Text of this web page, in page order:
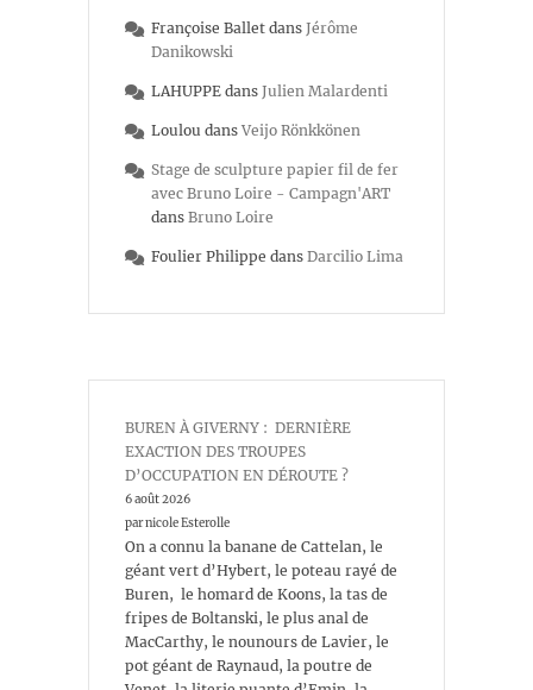
Françoise Ballet dans Jérôme
Danikowski
LAHUPPE dans Julien Malardenti
Loulou dans Veijo Rönkkönen
Stage de sculpture papier fil de fer
avec Bruno Loire - Campagn'ART
dans Bruno Loire
Foulier Philippe dans Darcilio Lima
BUREN À GIVERNY : DERNIÈRE
EXACTION DES TROUPES
D’OCCUPATION EN DÉROUTE ?
6 août 2026
par nicole Esterolle
On a connu la banane de Cattelan, le
géant vert d’Hybert, le poteau rayé de
Buren, le homard de Koons, la tas de
fripes de Boltanski, le plus anal de
MacCarthy, le nounours de Lavier, le
pot géant de Raynaud, la poutre de